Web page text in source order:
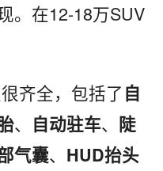
。在12-18万SUV
齐全，包括了自
、 自动驻车、 陡
气囊、 HUD抬头